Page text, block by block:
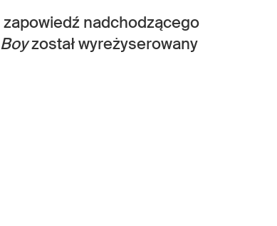
nadchodzącego
został wyreżyserowany